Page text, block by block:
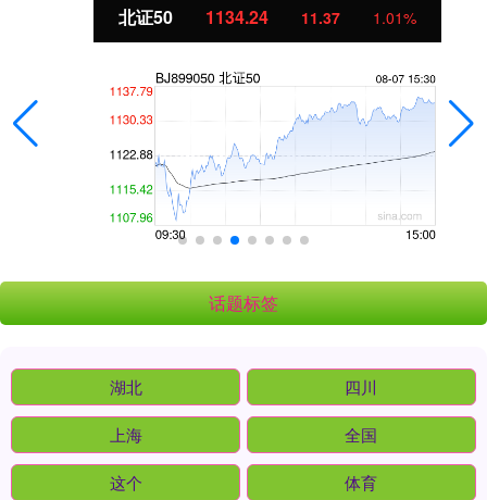
北证50 1134.24 11.37 1.01%
话题标签
湖北 四川
上海 全国
这个 体育